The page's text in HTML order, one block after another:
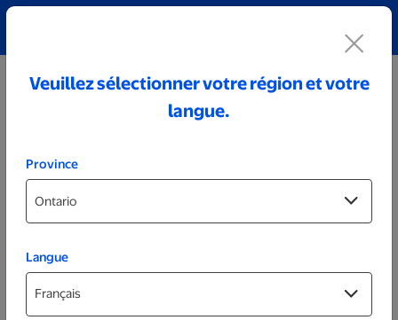
Décor de fête
Sous-verres prêts le jour même
Veuillez sélectionner votre région et votre
langue.
Province
Langue